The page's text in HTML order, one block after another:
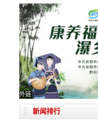
外链
新闻排行